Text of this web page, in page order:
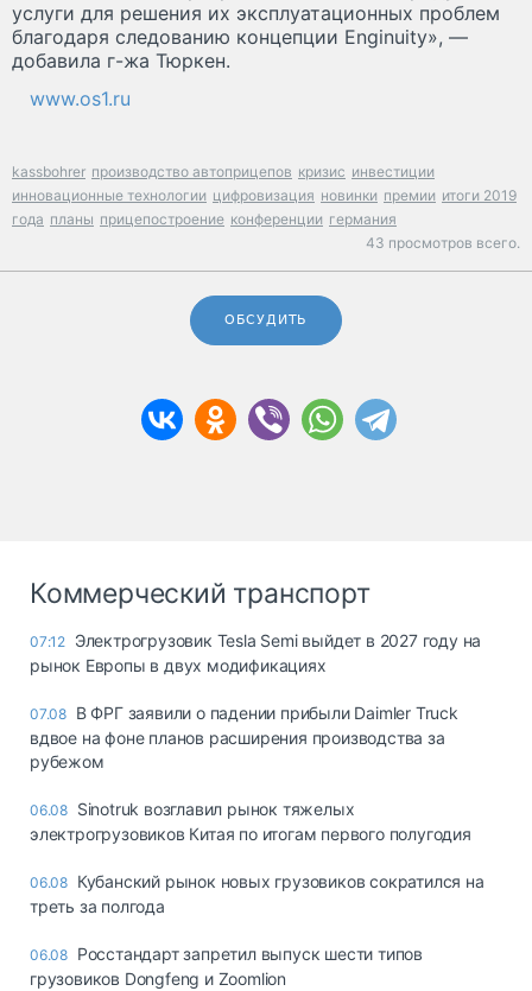
услуги для решения их эксплуатационных проблем
благодаря следованию концепции Enginuity», —
добавила г-жа Тюркен.
www.os1.ru
kassbohrer производство автоприцепов кризис инвестиции
инновационные технологии цифровизация новинки премии итоги 2019
года планы прицепостроение конференции германия
43 просмотров всего.
ОБСУДИТЬ
Коммерческий транспорт
07:12 Электрогрузовик Tesla Semi выйдет в 2027 году на
рынок Европы в двух модификациях
07.08 В ФРГ заявили о падении прибыли Daimler Truck
вдвое на фоне планов расширения производства за
рубежом
06.08 Sinotruk возглавил рынок тяжелых
электрогрузовиков Китая по итогам первого полугодия
06.08 Кубанский рынок новых грузовиков сократился на
треть за полгода
06.08 Росстандарт запретил выпуск шести типов
грузовиков Dongfeng и Zoomlion